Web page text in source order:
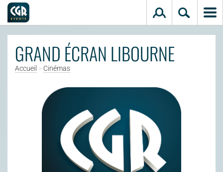
Aller au contenu principal
GRAND ÉCRAN LIBOURNE
Accueil > Cinémas